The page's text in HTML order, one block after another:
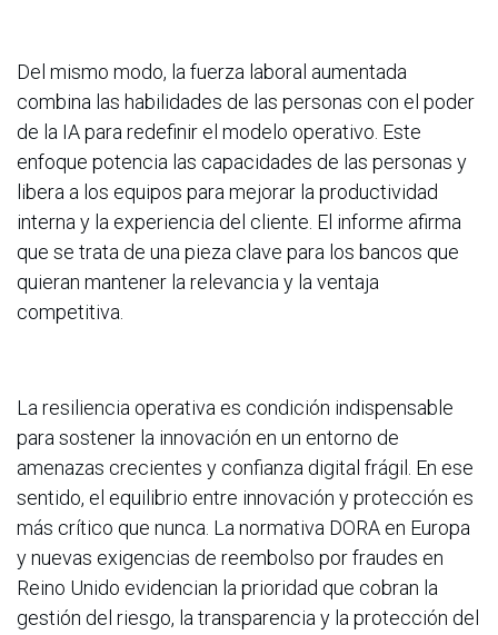
Del mismo modo, la fuerza laboral aumentada
combina las habilidades de las personas con el poder
de la IA para redefinir el modelo operativo. Este
enfoque potencia las capacidades de las personas y
libera a los equipos para mejorar la productividad
interna y la experiencia del cliente. El informe afirma
que se trata de una pieza clave para los bancos que
quieran mantener la relevancia y la ventaja
competitiva.
La resiliencia operativa es condición indispensable
para sostener la innovación en un entorno de
amenazas crecientes y confianza digital frágil. En ese
sentido, el equilibrio entre innovación y protección es
más crítico que nunca. La normativa DORA en Europa
y nuevas exigencias de reembolso por fraudes en
Reino Unido evidencian la prioridad que cobran la
gestión del riesgo, la transparencia y la protección del